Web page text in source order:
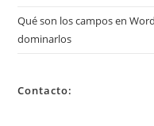
Qué son los campos en
dominarlos
Contacto: